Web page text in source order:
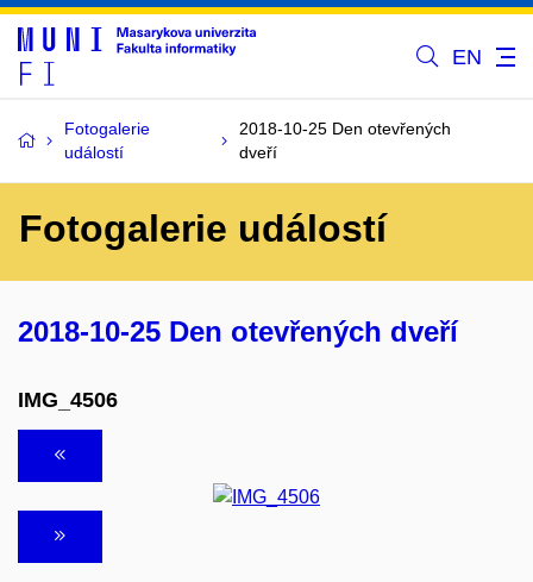
EN
Fotogalerie
událostí
2018-10-25 Den otevřených
dveří
Fotogalerie událostí
2018-10-25 Den otevřených dveří
IMG_4506